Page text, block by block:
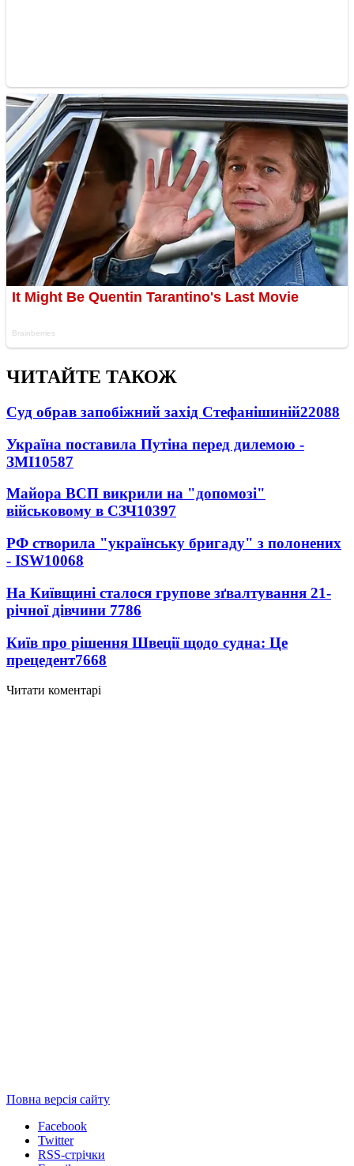
ЧИТАЙТЕ ТАКОЖ
Суд обрав запобіжний захід Стефанішиній22088
Україна поставила Путіна перед дилемою -
ЗМІ10587
Майора ВСП викрили на "допомозі"
військовому в СЗЧ10397
РФ створила "українську бригаду" з полонених
- ISW10068
На Київщині сталося групове зґвалтування 21-
річної дівчини 7786
Київ про рішення Швеції щодо судна: Це
прецедент7668
Читати коментарі
Повна версія сайту
Facebook
Twitter
RSS-стрічки